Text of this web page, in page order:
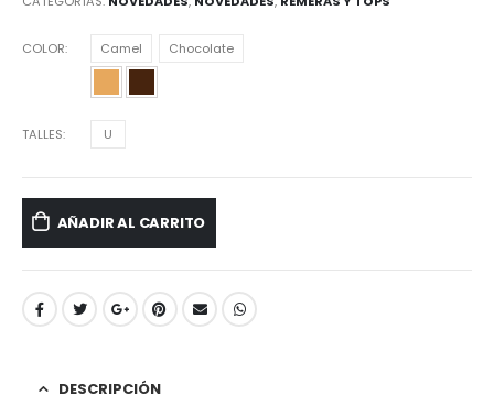
COLOR Camel Chocolate
TALLES U
AÑADIR AL CARRITO
DESCRIPCIÓN